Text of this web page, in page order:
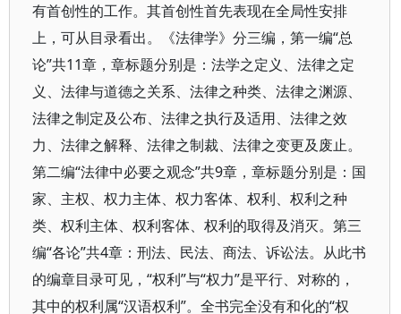
有首创性的工作。其首创性首先表现在全局性安排
上，可从目录看出。《法律学》分三编，第一编“总
论”共11章，章标题分别是：法学之定义、法律之定
义、法律与道德之关系、法律之种类、法律之渊源、
法律之制定及公布、法律之执行及适用、法律之效
力、法律之解释、法律之制裁、法律之变更及废止。
第二编“法律中必要之观念”共9章，章标题分别是：国
家、主权、权力主体、权力客体、权利、权利之种
类、权利主体、权利客体、权利的取得及消灭。第三
编“各论”共4章：刑法、民法、商法、诉讼法。从此书
的编章目录可见，“权利”与“权力”是平行、对称的，
其中的权利属“汉语权利”。全书完全没有和化的“权